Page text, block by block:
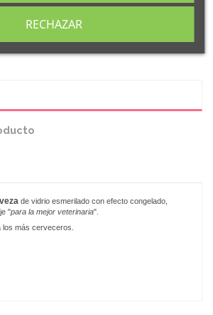
de vidrio esmerilado con efecto congelado,
"para la mejor veterinaria".
más cerveceros.
RECHAZAR